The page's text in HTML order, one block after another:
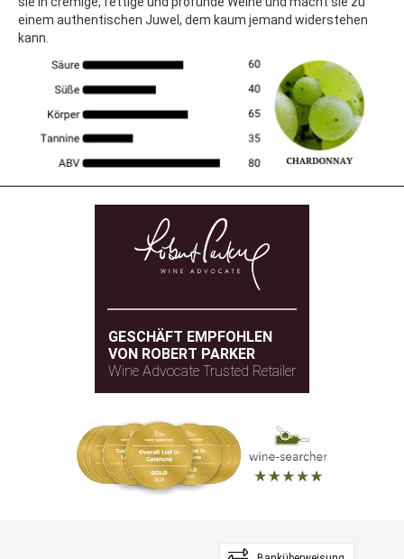
einem authentischen Juwel, dem kaum jemand widerstehen
kann.
GESCHÄFT EMPFOHLEN
VON ROBERT PARKER
Wine Advocate Trusted Retailer